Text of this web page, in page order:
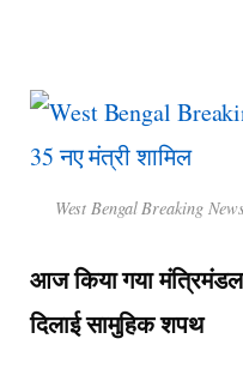
West Bengal Breaking
आज किया गया मंत्रिमंडल
दिलाई सामुहिक शपथ